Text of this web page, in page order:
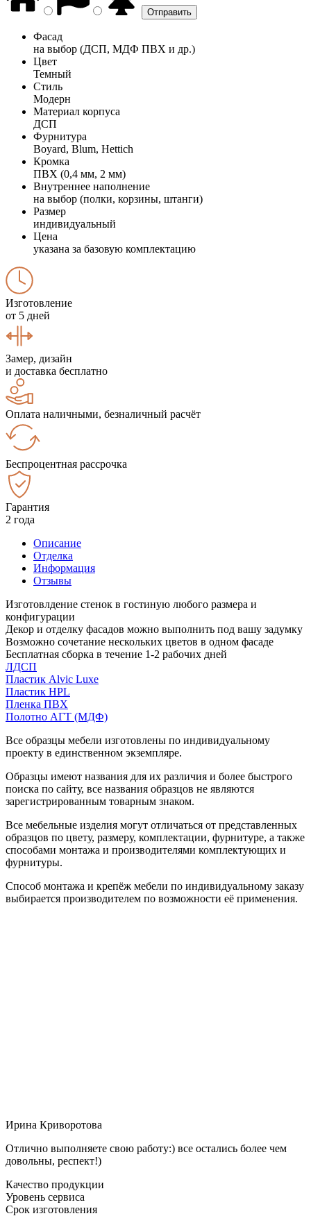
Фасад
на выбор (ДСП, МДФ ПВХ и др.)
Цвет
Темный
Стиль
Модерн
Материал корпуса
ДСП
Фурнитура
Boyard, Blum, Hettich
Кромка
ПВХ (0,4 мм, 2 мм)
Внутреннее наполнение
на выбор (полки, корзины, штанги)
Размер
индивидуальный
Цена
указана за базовую комплектацию
Изготовление
от 5 дней
Замер, дизайн
и доставка бесплатно
Оплата наличными, безналичный расчёт
Беспроцентная рассрочка
Гарантия
2 года
Описание
Отделка
Информация
Отзывы
Изготовлдение стенок в гостиную любого размера и
конфигурации
Декор и отделку фасадов можно выполнить под вашу задумку
Возможно сочетание нескольких цветов в одном фасаде
Бесплатная сборка в течение 1-2 рабочих дней
ЛДСП
Пластик Alvic Luxe
Пластик HPL
Пленка ПВХ
Полотно АГТ (МДФ)
Все образцы мебели изготовлены по индивидуальному
проекту в единственном экземпляре.
Образцы имеют названия для их различия и более быстрого
поиска по сайту, все названия образцов не являются
зарегистрированным товарным знаком.
Все мебельные изделия могут отличаться от представленных
образцов по цвету, размеру, комплектации, фурнитуре, а также
способами монтажа и производителями комплектующих и
фурнитуры.
Способ монтажа и крепёж мебели по индивидуальному заказу
выбирается производителем по возможности её применения.
Ирина Криворотова
Отлично выполняете свою работу:) все остались более чем
довольны, респект!)
Качество продукции
Уровень сервиса
Срок изготовления